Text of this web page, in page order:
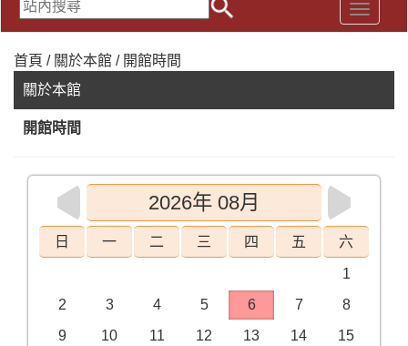
首頁 / 關於本館 / 開館時間
關於本館
開館時間
2026年 08月
日 一 二 三 四 五 六
1
2
3 4 5 6 7
8
9
10 11 12 13 14
15